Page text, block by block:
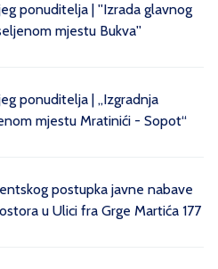
ponuditelja | ''Izrada glavnog
mjestu Bukva''
ponuditelja | „Izgradnja
mjestu Mratinići - Sopot“
postupka javne nabave
u Ulici fra Grge Martića 177